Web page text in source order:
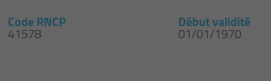
Code RNCP
41578
Début validité
01/01/1970